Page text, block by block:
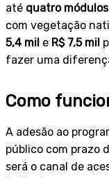
até quatro
com vegetação
5,4 mil e R$ 7,5 mil
fazer uma
Como
A adesão ao
público com prazo
será o canal de